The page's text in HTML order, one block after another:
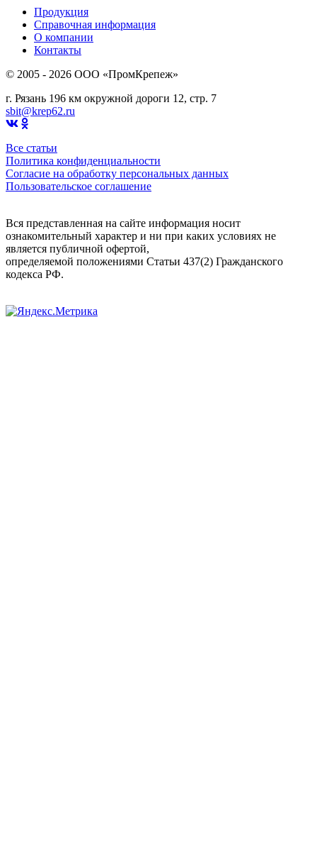
Продукция
Справочная информация
О компании
Контакты
© 2005 - 2026 OOO «ПромКрепеж»
г. Рязань 196 км окружной дороги 12, стр. 7
sbit@krep62.ru
Все статьи
Политика конфиденциальности
Согласие на обработку персональных данных
Пользовательское соглашение
Вся представленная на сайте информация носит
ознакомительный характер и ни при каких условиях не
является публичной офертой,
определяемой положениями Статьи 437(2) Гражданского
кодекса РФ.